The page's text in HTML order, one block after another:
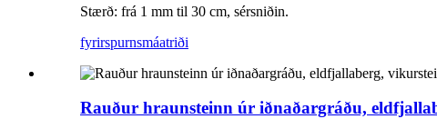
Stærð: frá 1 mm til 30 cm, sérsniðin.
fyrirspurnsmáatriði
Rauður hraunsteinn úr iðnaðargráðu,